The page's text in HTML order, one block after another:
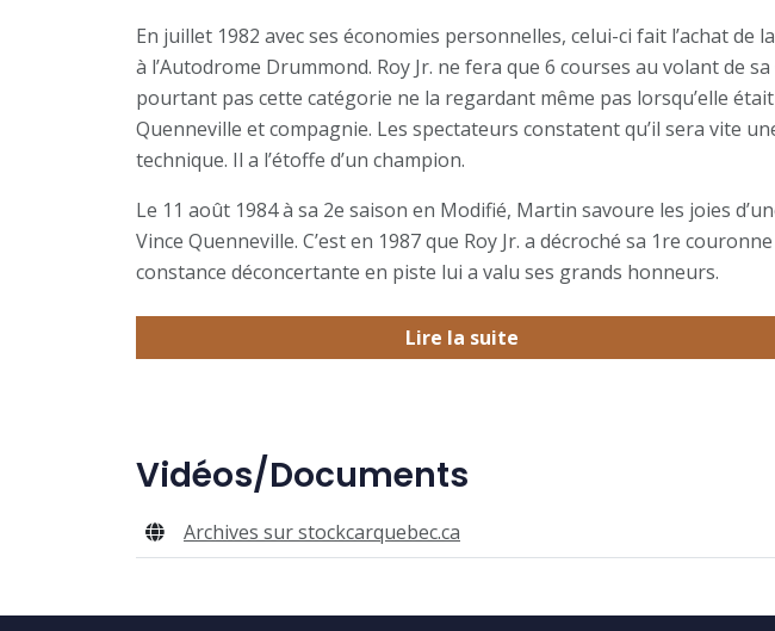
En juillet 1982 avec ses économies personnelles, celui-ci fait l’achat
à l’Autodrome Drummond. Roy Jr. ne fera que 6 courses au volant de
pourtant pas cette catégorie ne la regardant même pas lorsqu’elle
Quenneville et compagnie. Les spectateurs constatent qu’il sera vite
technique. Il a l’étoffe d’un champion.
Le 11 août 1984 à sa 2e saison en Modifié, Martin savoure les joies
Vince Quenneville. C’est en 1987 que Roy Jr. a décroché sa 1re
constance déconcertante en piste lui a valu ses grands honneurs.
Lire la suite
Vidéos/Documents
Archives sur stockcarquebec.ca